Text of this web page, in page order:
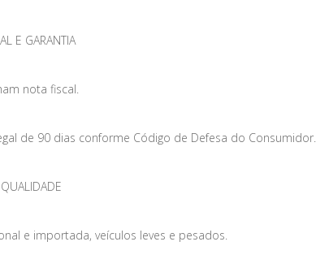
E GARANTIA
nota fiscal.
de 90 dias conforme Código de Defesa do Consumidor.
e importada, veículos leves e pesados.